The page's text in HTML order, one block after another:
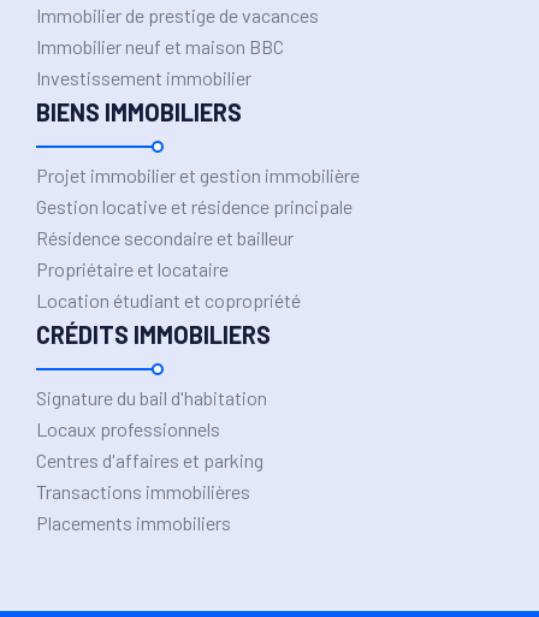
Immobilier de prestige de vacances
Immobilier neuf et maison BBC
Investissement immobilier
BIENS IMMOBILIERS
Projet immobilier et gestion immobilière
Gestion locative et résidence principale
Résidence secondaire et bailleur
Propriétaire et locataire
Location étudiant et copropriété
CRÉDITS IMMOBILIERS
Signature du bail d'habitation
Locaux professionnels
Centres d'affaires et parking
Transactions immobilières
Placements immobiliers